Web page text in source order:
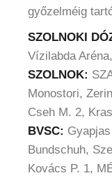
győzelméig
SZOLNOKI
Vízilabda
SZOLNOK:
Monostori,
Cseh M. 2,
BVSC:
Bundschuh,
Kovács P. 1,